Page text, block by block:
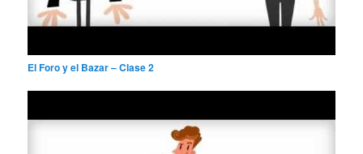
El Foro y el Bazar – Clase 2